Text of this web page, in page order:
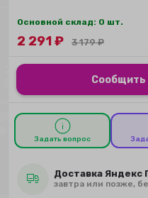
Основной склад: 0 шт.
2 291₽ 3 179₽
Сообщить
Задать вопрос
Доставка Яндекс
завтра или позже,